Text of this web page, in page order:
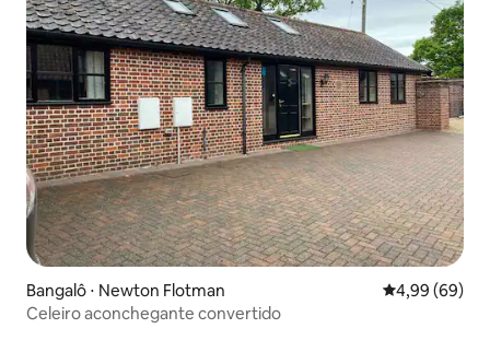
Bangalô ⋅ Newton Flotman 4,99 de uma
4,99 (69)
Celeiro aconchegante convertido